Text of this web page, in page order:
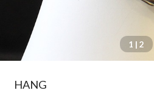
1 | 2
HANG